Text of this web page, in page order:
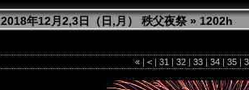
2018年12月2,3日（日,月） 秩父夜祭 » 1202h
« | < | 31 | 32 | 33 | 34 | 35 |